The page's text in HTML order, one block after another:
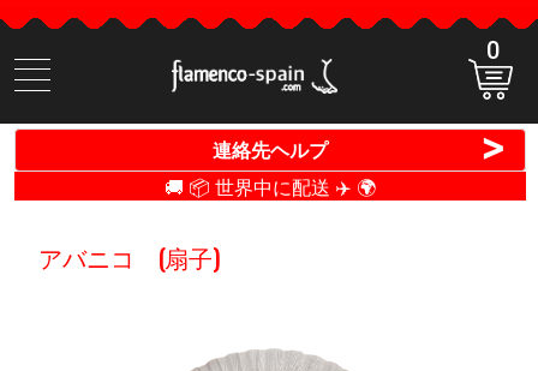
商
品
検
0
連絡先ヘルプ >
🚚 📦 世界中に配送 ✈️ 🌍
アバニコ (扇子)